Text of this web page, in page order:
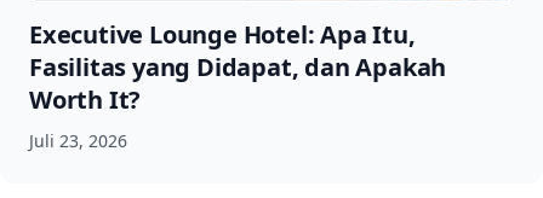
Executive Lounge Hotel: Apa Itu,
Fasilitas yang Didapat, dan Apakah
Worth It?
Juli 23, 2026